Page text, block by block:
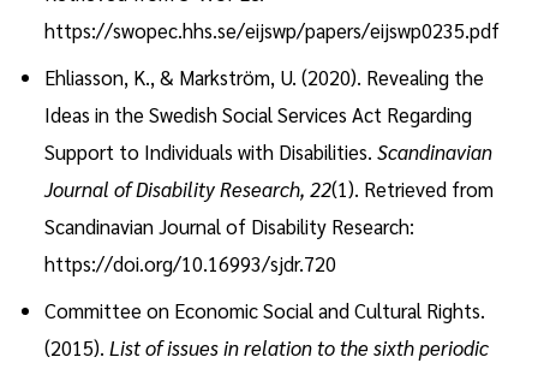
https://swopec.hhs.se/eijswp/papers/eijswp0235.pdf
Ehliasson, K., & Markström, U. (2020). Revealing the
Ideas in the Swedish Social Services Act Regarding
Support to Individuals with Disabilities. Scandinavian
Journal of Disability Research, 22(1). Retrieved from
Scandinavian Journal of Disability Research:
https://doi.org/10.16993/sjdr.720
Committee on Economic Social and Cultural Rights.
(2015). List of issues in relation to the sixth periodic